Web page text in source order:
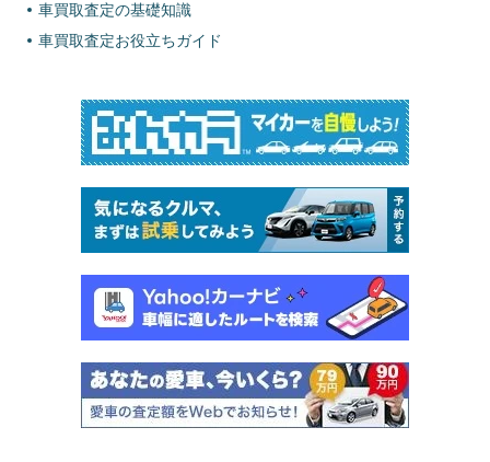
車買取査定の基礎知識
車買取査定お役立ちガイド